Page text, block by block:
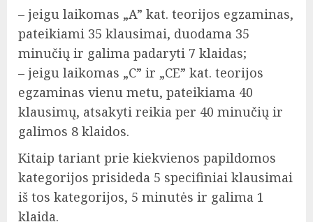
– jeigu laikomas „A” kat. teorijos egzaminas,
pateikiami 35 klausimai, duodama 35
minučių ir galima padaryti 7 klaidas;
– jeigu laikomas „C” ir „CE” kat. teorijos
egzaminas vienu metu, pateikiama 40
klausimų, atsakyti reikia per 40 minučių ir
galimos 8 klaidos.
Kitaip tariant prie kiekvienos papildomos
kategorijos prisideda 5 specifiniai klausimai
iš tos kategorijos, 5 minutės ir galima 1
klaida.